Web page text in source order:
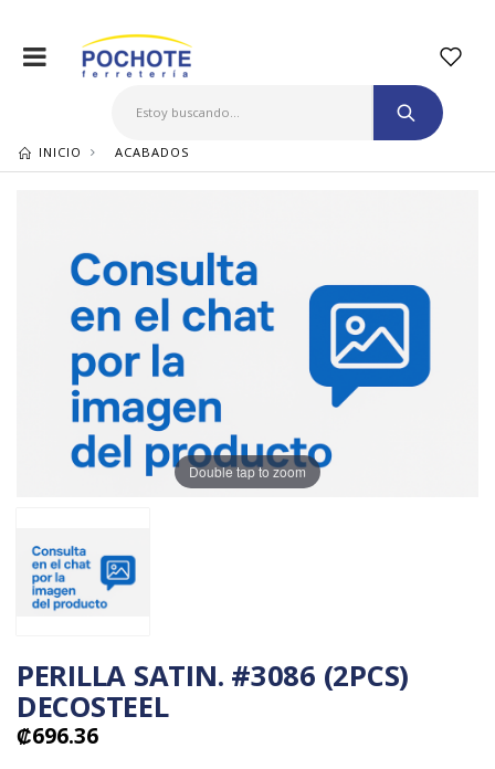
INICIO ACABADOS
Double tap to zoom
PERILLA SATIN. #3086 (2PCS)
DECOSTEEL
₡696.36